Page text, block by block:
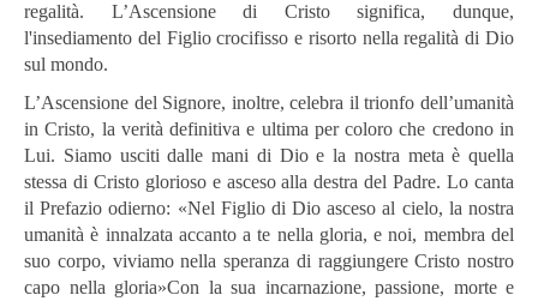
regalità. L’Ascensione di Cristo significa, dunque,
l'insediamento del Figlio crocifisso e risorto nella regalità di Dio
sul mondo.
L’Ascensione del Signore, inoltre, celebra il trionfo dell’umanità
in Cristo, la verità definitiva e ultima per coloro che credono in
Lui. Siamo usciti dalle mani di Dio e la nostra meta è quella
stessa di Cristo glorioso e asceso alla destra del Padre. Lo canta
il Prefazio odierno: «Nel Figlio di Dio asceso al cielo, la nostra
umanità è innalzata accanto a te nella gloria, e noi, membra del
suo corpo, viviamo nella speranza di raggiungere Cristo nostro
capo nella gloria»Con la sua incarnazione, passione, morte e